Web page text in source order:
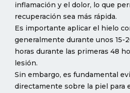
inflamación y el dolor, lo que
recuperación sea más rápida.
Es importante aplicar el hielo
generalmente durante unos 15-
horas durante las primeras 48
lesión.
Sin embargo, es fundamental
directamente sobre la piel para